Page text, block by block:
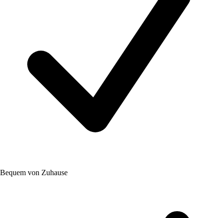
Bequem von Zuhause